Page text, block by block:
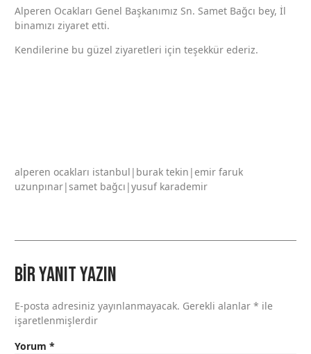
Alperen Ocakları Genel Başkanımız Sn. Samet Bağcı bey, İl
binamızı ziyaret etti.
Kendilerine bu güzel ziyaretleri için teşekkür ederiz.
alperen ocakları istanbul|burak tekin|emir faruk
uzunpınar|samet bağcı|yusuf karademir
Bir yanıt yazın
E-posta adresiniz yayınlanmayacak. Gerekli alanlar * ile
işaretlenmişlerdir
Yorum *